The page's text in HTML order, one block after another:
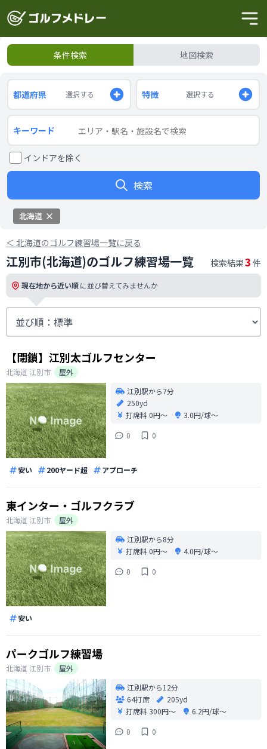
条件検索 地図検索
都道府県 選択する 特徴 選択する
キーワード
インドアを除く
検索
北海道
＜ 北海道のゴルフ練習場一覧に戻る
江別市(北海道)のゴルフ練習場一覧 検索結果3 件
現在地から近い順に並び替えてみませんか
【閉鎖】江別太ゴルフセンター
北海道 江別市
屋外
江別駅から7分
250yd
打席料0円〜
3.0円/球〜
0
0
安い 200ヤード超 アプローチ
東インター・ゴルフクラブ
北海道 江別市
屋外
江別駅から8分
打席料0円〜
4.0円/球〜
0
0
安い
パークゴルフ練習場
北海道 江別市
屋外
江別駅から12分
64打席
205yd
打席料300円〜
6.2円/球〜
0
0